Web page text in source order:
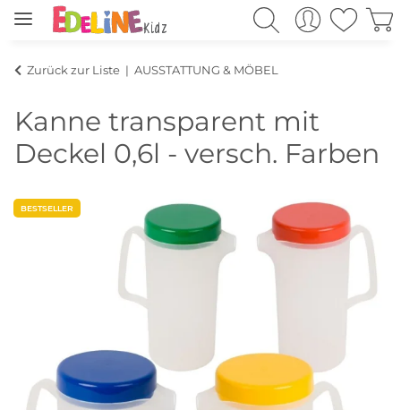
Zurück zur Liste AUSSTATTUNG & MÖBEL
Kanne transparent mit
Deckel 0,6l - versch. Farben
BESTSELLER